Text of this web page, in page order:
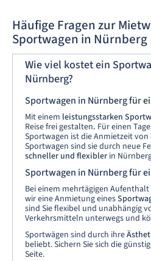
Häufige Fragen zur
Sportwagen in Nürnberg
Wie viel kostet ein
Nürnberg?
Sportwagen in Nürnberg für
Mit einem leistungsstarken
Reise frei gestalten. Für einen
Sportwagen ist die Anmietzeit von
Sportwagen sind sie durch neue
schneller und flexibler in
Sportwagen in Nürnberg für
Bei einem mehrtägigen
wir eine Anmietung eines
sind Sie flexibel und unabhängig
Verkehrsmitteln unterwegs und
Sportwägen sind durch ihre
beliebt. Sichern Sie sich die
Seite.